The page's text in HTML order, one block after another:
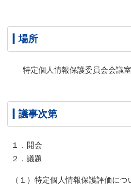
場所
特定個人情報保護委員会会議室
議事次第
１．開会
２．議題
（１）特定個人情報保護評価につ